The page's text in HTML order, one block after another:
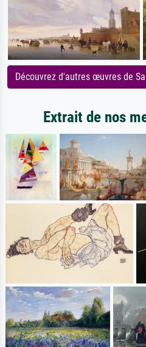
Découvrez d'autres œuvres de
Extrait de nos